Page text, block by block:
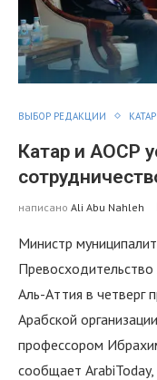
ВЫБОР РЕДАКЦИИ КАТАР
Катар и АОСР
написано Ali Abu Nahleh
Министр
Аль-Аттия в четверг
Арабской
профессором
сообщает